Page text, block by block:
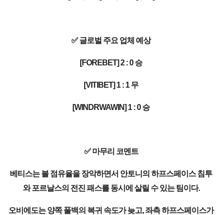
✅ 글로벌 주요 업체 예상
[FOREBET] 2 : 0 승
[VITIBET] 1 : 1 무
[WINDRWAWIN] 1 : 0 승
✅ 마무리 코멘트
베티스는 볼 점유율을 장악하면서 안토니의 하프스페이스 침투
와 포르날스의 전진 패스를 동시에 살릴 수 있는 팀이다.
오비에도는 양쪽 풀백의 복귀 속도가 늦고, 좌측 하프스페이스가